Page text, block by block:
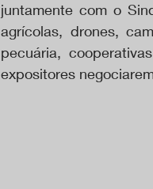
juntamente com o
agrícolas, drones,
pecuária,
expositores